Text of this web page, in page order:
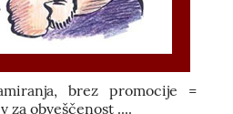
brez promocije =
za obveščenost ....